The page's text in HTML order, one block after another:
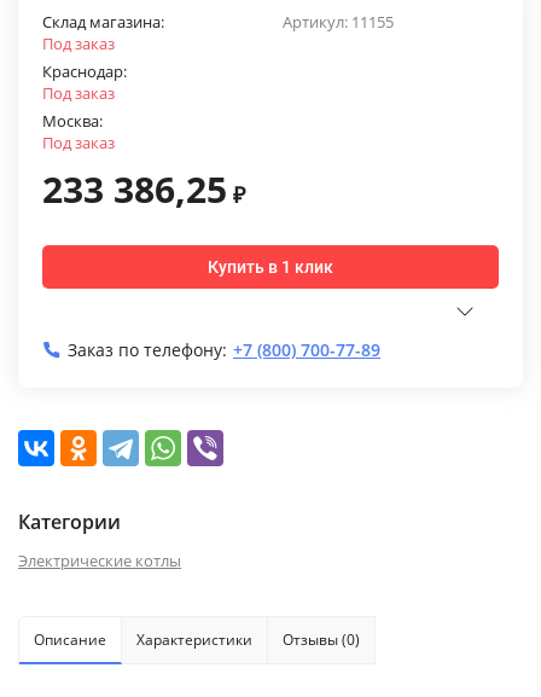
Артикул: 11155
Склад магазина:
Под заказ
Краснодар:
Под заказ
Москва:
Под заказ
233 386,25 ₽
Купить в 1 клик
Заказ по телефону: +7 (800) 700-77-89
Категории
Электрические котлы
Описание Характеристики Отзывы (0)